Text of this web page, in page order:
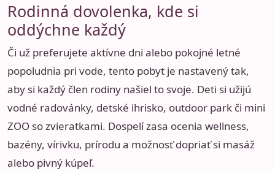
Rodinná dovolenka, kde si
oddýchne každý
Či už preferujete aktívne dni alebo pokojné letné
popoludnia pri vode, tento pobyt je nastavený tak,
aby si každý člen rodiny našiel to svoje. Deti si užijú
vodné radovánky, detské ihrisko, outdoor park či mini
ZOO so zvieratkami. Dospelí zasa ocenia wellness,
bazény, vírivku, prírodu a možnosť dopriať si masáž
alebo pivný kúpeľ.